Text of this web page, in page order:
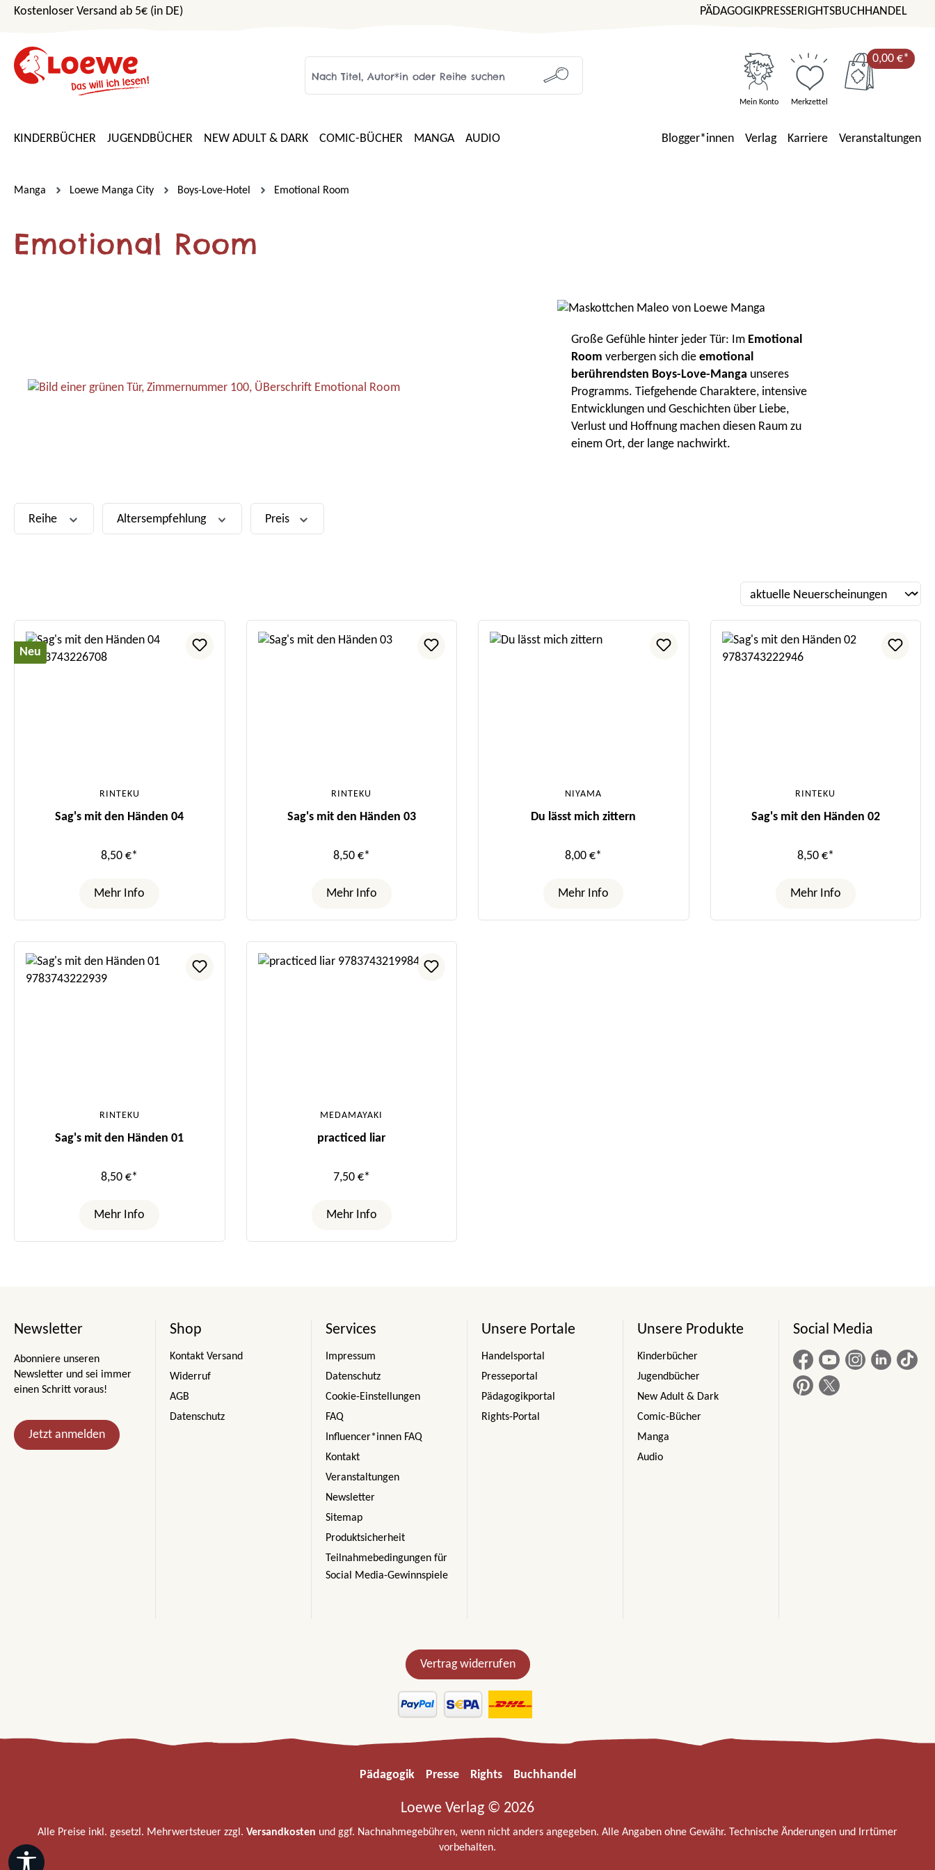
Hauptinhalt springen
Zur Suche springen
Zur Hauptnavigation springen
Kostenloser Versand ab 5€ (in DE) PÄDAGOGIKPRESSERIGHTSBUCHHANDEL
Mein Konto Merkzettel
0,00 €*
KINDERBÜCHER JUGENDBÜCHER NEW ADULT & DARK COMIC-BÜCHER MANGA AUDIO Blogger*innen Verlag Karriere Veranstaltungen
Manga Loewe Manga City Boys-Love-Hotel Emotional Room
Emotional Room
Große Gefühle hinter jeder Tür: Im Emotional
Room verbergen sich die emotional
berührendsten Boys-Love-Manga unseres
Programms. Tiefgehende Charaktere, intensive
Entwicklungen und Geschichten über Liebe,
Verlust und Hoffnung machen diesen Raum zu
einem Ort, der lange nachwirkt.
Reihe Altersempfehlung Preis
Neu
RINTEKU
Sag's mit den Händen 04
8,50 €*
Mehr Info
RINTEKU
Sag's mit den Händen 03
8,50 €*
Mehr Info
NIYAMA
Du lässt mich zittern
8,00 €*
Mehr Info
RINTEKU
Sag's mit den Händen 02
8,50 €*
Mehr Info
RINTEKU
Sag's mit den Händen 01
8,50 €*
Mehr Info
MEDAMAYAKI
practiced liar
7,50 €*
Mehr Info
Newsletter
Abonniere unseren
Newsletter und sei immer
einen Schritt voraus!
Jetzt anmelden
Shop
Kontakt Versand
Widerruf
AGB
Datenschutz
Services
Impressum
Datenschutz
Cookie-Einstellungen
FAQ
Influencer*innen FAQ
Kontakt
Veranstaltungen
Newsletter
Sitemap
Produktsicherheit
Teilnahmebedingungen für
Social Media-Gewinnspiele
Unsere Portale
Handelsportal
Presseportal
Pädagogikportal
Rights-Portal
Unsere Produkte
Kinderbücher
Jugendbücher
New Adult & Dark
Comic-Bücher
Manga
Audio
Social Media
Vertrag widerrufen
Pädagogik Presse Rights Buchhandel
Loewe Verlag © 2026
Alle Preise inkl. gesetzl. Mehrwertsteuer zzgl. Versandkosten und ggf. Nachnahmegebühren, wenn nicht anders angegeben. Alle Angaben ohne Gewähr. Technische Änderungen und Irrtümer
vorbehalten.
Werkzeugleiste anzeigen